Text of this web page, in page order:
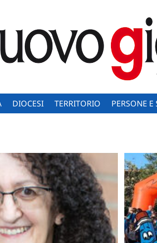
DIOCESI TERRITORIO PERSONE E